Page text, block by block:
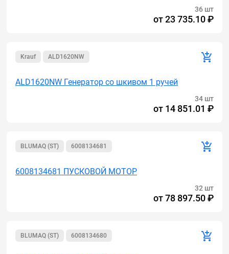
36 шт
от23 735.10 ₽
Krauf ALD1620NW
ALD1620NW Генератор cо шкивом 1 ручей
34 шт
от 14 851.01 ₽
BLUMAQ (ST) 6008134681
6008134681 ПУСКОВОЙ МОТОР
32 шт
от78 897.50 ₽
BLUMAQ (ST) 6008134680